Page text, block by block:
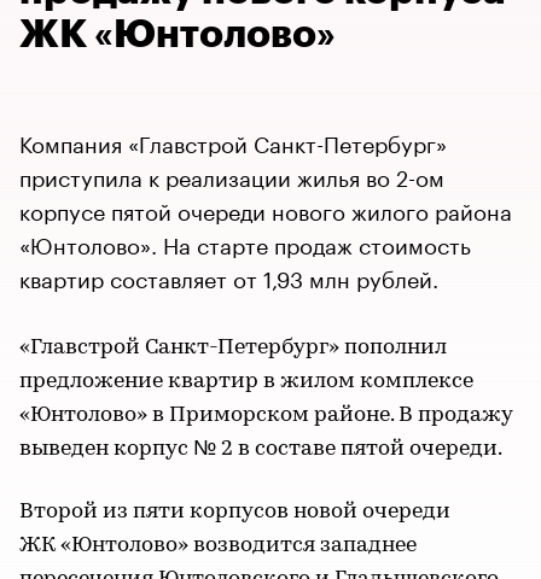
ЖК «Юнтолово»
Компания «Главстрой Санкт-Петербург»
приступила к реализации жилья во 2-ом
корпусе пятой очереди нового жилого района
«Юнтолово». На старте продаж стоимость
квартир составляет от 1,93 млн рублей.
«Главстрой Санкт-Петербург» пополнил
предложение квартир в жилом комплексе
«Юнтолово» в Приморском районе. В продажу
выведен корпус № 2 в составе пятой очереди.
Второй из пяти корпусов новой очереди
ЖК «Юнтолово» возводится западнее